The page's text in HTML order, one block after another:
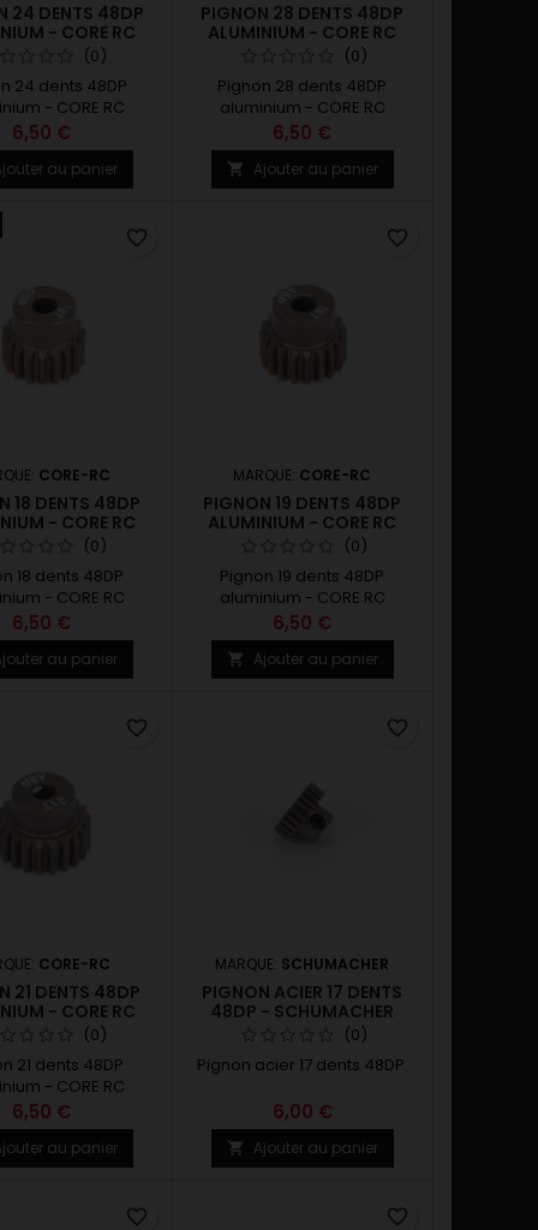
24 DENTS 48DP
- CORE RC
(0)
24 dents 48DP
- CORE RC
6,50 €
au panier
PIGNON 28 DENTS 48DP
ALUMINIUM - CORE RC
(0)
Pignon 28 dents 48DP
aluminium - CORE RC
6,50 €
 Ajouter au panier
CORE-RC
18 DENTS 48DP
- CORE RC
(0)
18 dents 48DP
- CORE RC
6,50 €
au panier
favorite_border
MARQUE: CORE-RC
PIGNON 19 DENTS 48DP
ALUMINIUM - CORE RC
(0)
Pignon 19 dents 48DP
aluminium - CORE RC
6,50 €
 Ajouter au panier
favorite_border
CORE-RC
21 DENTS 48DP
- CORE RC
(0)
21 dents 48DP
- CORE RC
6,50 €
au panier
favorite_border
MARQUE: SCHUMACHER
PIGNON ACIER 17 DENTS
48DP - SCHUMACHER
(0)
Pignon acier 17 dents 48DP
6,00 €
 Ajouter au panier
favorite_border
favorite_border favorite_border